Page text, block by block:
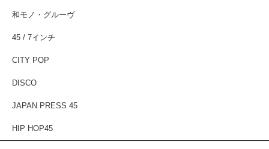
和モノ・グルーヴ
45 / 7インチ
CITY POP
DISCO
JAPAN PRESS 45
HIP HOP45